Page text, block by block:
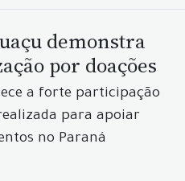
demonstra
por doações
a forte participação
para apoiar
no Paraná